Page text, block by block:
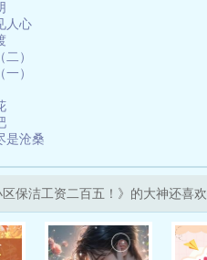
人心
）
）
是沧桑
保洁工资二百五！》的大神还喜欢